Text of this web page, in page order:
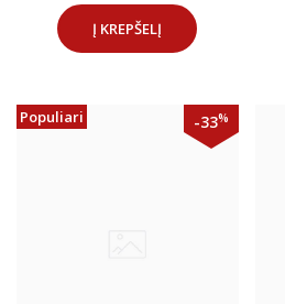
Į KREPŠELĮ
Populiari -33%